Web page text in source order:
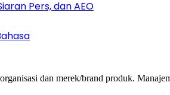
Pers, dan AEO
dan merek/brand produk.